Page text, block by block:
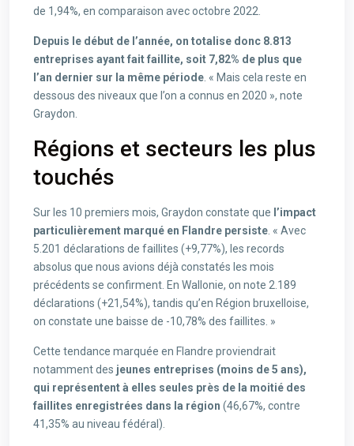
de 1,94%, en comparaison avec octobre 2022.
Depuis le début de l’année, on totalise donc 8.813
entreprises ayant fait faillite, soit 7,82% de plus que
l’an dernier sur la même période . « Mais cela reste en
dessous des niveaux que l’on a connus en 2020 », note
Graydon.
Régions et secteurs les plus
touchés
Sur les 10 premiers mois, Graydon constate que l’impact
particulièrement marqué en Flandre persiste . « Avec
5.201 déclarations de faillites (+9,77%), les records
absolus que nous avions déjà constatés les mois
précédents se confirment. En Wallonie, on note 2.189
déclarations (+21,54%), tandis qu’en Région bruxelloise,
on constate une baisse de -10,78% des faillites. »
Cette tendance marquée en Flandre proviendrait
notamment des jeunes entreprises (moins de 5 ans),
qui représentent à elles seules près de la moitié des
faillites enregistrées dans la région (46,67%, contre
41,35% au niveau fédéral).